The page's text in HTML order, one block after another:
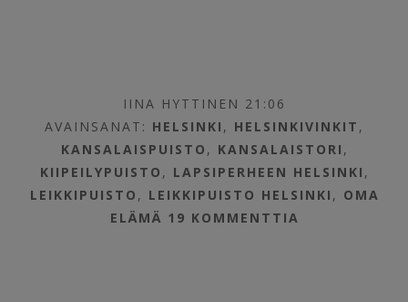
IINA HYTTINEN 21:06
AVAINSANAT: HELSINKI , HELSINKIVINKIT ,
KANSALAISPUISTO , KANSALAISTORI ,
KIIPEILYPUISTO , LAPSIPERHEEN HELSINKI ,
LEIKKIPUISTO , LEIKKIPUISTO HELSINKI , OMA
ELÄMÄ 19 KOMMENTTIA